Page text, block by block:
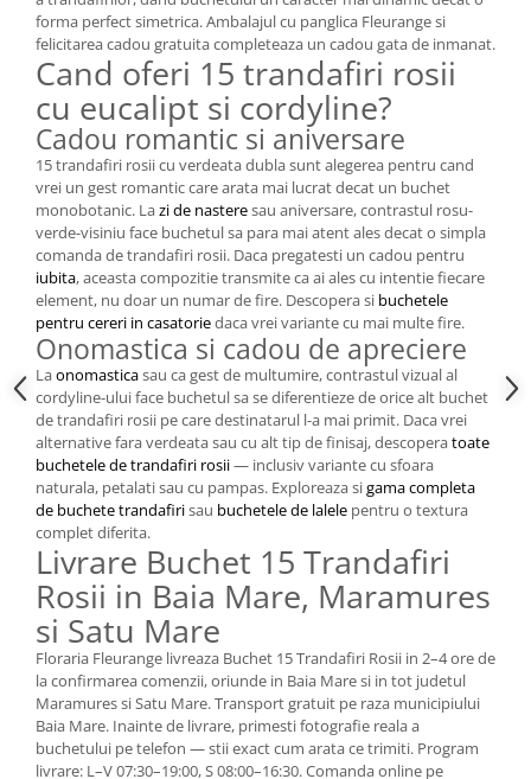
forma perfect simetrica. Ambalajul cu panglica Fleurange si
felicitarea cadou gratuita completeaza un cadou gata de inmanat.
Cand oferi 15 trandafiri rosii
cu eucalipt si cordyline?
Cadou romantic si aniversare
15 trandafiri rosii cu verdeata dubla sunt alegerea pentru cand
vrei un gest romantic care arata mai lucrat decat un buchet
monobotanic. Lazi de nasteresau aniversare, contrastul rosu-
verde-visiniu face buchetul sa para mai atent ales decat o simpla
comanda de trandafiri rosii. Daca pregatesti un cadou pentru
iubita, aceasta compozitie transmite ca ai ales cu intentie fiecare
element, nu doar un numar de fire. Descopera si buchetele
pentru cereri in casatoriedaca vrei variante cu mai multe fire.
Onomastica si cadou de apreciere
Laonomasticasau ca gest de multumire, contrastul vizual al
cordyline-ului face buchetul sa se diferentieze de orice alt buchet
de trandafiri rosii pe care destinatarul l-a mai primit. Daca vrei
alternative fara verdeata sau cu alt tip de finisaj, descoperatoate
buchetele de trandafiri rosii— inclusiv variante cu sfoara
naturala, petalati sau cu pampas. Exploreaza sigama completa
de buchete trandafirisau buchetele de lalele pentru o textura
complet diferita.
Livrare Buchet 15 Trandafiri
Rosii in Baia Mare, Maramures
si Satu Mare
Floraria Fleurange livreaza Buchet 15 Trandafiri Rosii in 2–4 ore de
la confirmarea comenzii, oriunde in Baia Mare si in tot judetul
Maramures si Satu Mare. Transport gratuit pe raza municipiului
Baia Mare. Inainte de livrare, primesti fotografie reala a
buchetului pe telefon — stii exact cum arata ce trimiti. Program
livrare: L–V 07:30–19:00, S 08:00–16:30. Comanda online pe